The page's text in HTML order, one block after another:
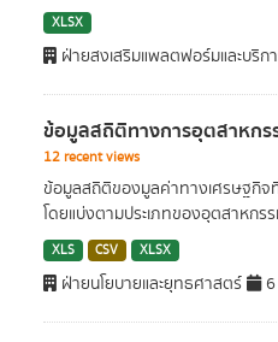
XLSX
ฝ่ายสงเสริมแพลตฟอร์มและบริก
ข้อมูลสถิติทางการอุตสาหกร
12 recent views
ข้อมูลสถิติของมูลค่าทางเศรษฐกิ
โดยแบ่งตามประเภทของอุตสาหกร
XLS CSV XLSX
ฝ่ายนโยบายและยุทธศาสตร์ 6